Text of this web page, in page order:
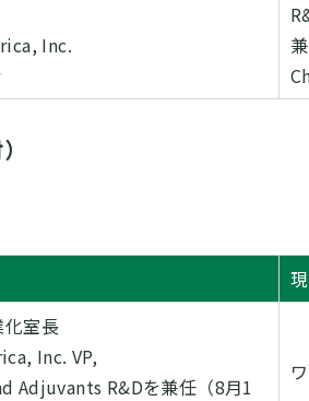
Inc.
化室長
Inc. VP,
Adjuvants R&Dを兼任（8月1